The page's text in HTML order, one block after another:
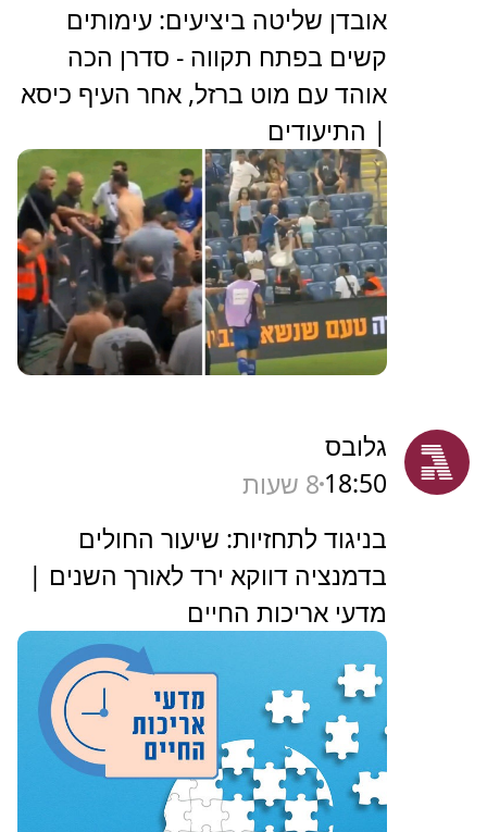
אובדן שליטה ביציעים: עימותים
קשים בפתח תקווה - סדרן הכה
אוהד עם מוט ברזל, אחר העיף כיסא
| התיעודים
גלובס
18:50 8 שעות
בניגוד לתחזיות: שיעור החולים
בדמנציה דווקא ירד לאורך השנים |
מדעי אריכות החיים